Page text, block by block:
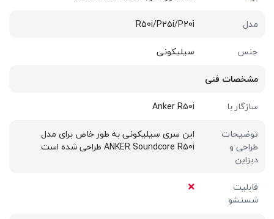
مدل
R50i/P25i/P20i
جنس
سیلیکونی
مشخصات فنی
سازگار با
Anker R50i
توضیحات
طراحی و
دیزاین
این سری سیلیکونی به طور خاص برای مدل
ANKER Soundcore R50i طراحی شده است.
قابلیت
شستشو